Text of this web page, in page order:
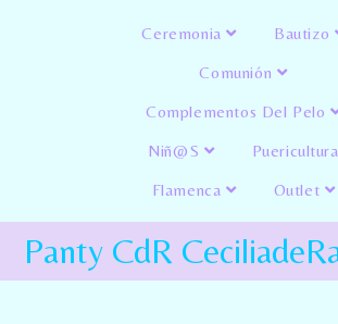
Ceremonia Bautizo
Comunión
Complementos Del Pelo
Niñ@s Puericultura
Flamenca Outlet
Panty CdR